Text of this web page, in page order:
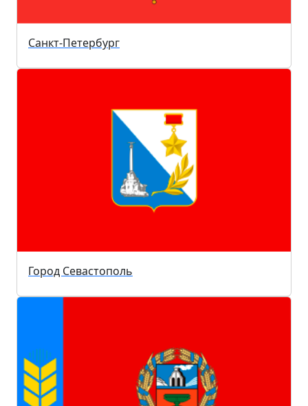
Санкт-Петербург
Город Севастополь